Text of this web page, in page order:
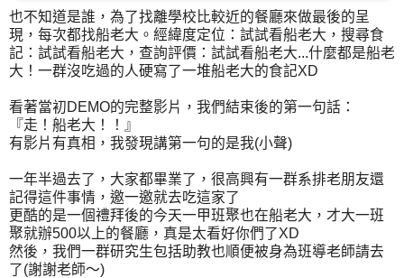
也不知道是誰，為了找離學校比較近的餐廳來做最後的呈
現，每次都找船老大。經緯度定位：試試看船老大，搜尋食
記：試試看船老大，查詢評價：試試看船老大...什麼都是船老
大！一群沒吃過的人硬寫了一堆船老大的食記XD
看著當初DEMO的完整影片，我們結束後的第一句話：
『走！船老大！！』
有影片有真相，我發現講第一句的是我(小聲)
一年半過去了，大家都畢業了，很高興有一群系排老朋友還
記得這件事情，邀一邀就去吃這家了
更酷的是一個禮拜後的今天一甲班聚也在船老大，才大一班
聚就辦500以上的餐廳，真是太看好你們了XD
然後，我們一群研究生包括助教也順便被身為班導老師請去
了(謝謝老師～)